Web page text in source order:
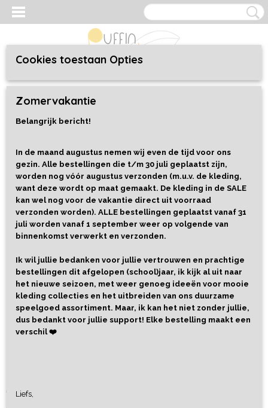
Sorteer op:
€ 6,95
Cookies toestaan Opties
Zomervakantie
Belangrijk bericht!
In de maand augustus nemen wij even de tijd voor ons
gezin. Alle bestellingen die t/m 30 juli geplaatst zijn,
worden nog vóór augustus verzonden (m.u.v. de kleding,
want deze wordt op maat gemaakt. De kleding in de SALE
kan wel nog voor de vakantie direct uit voorraad
verzonden worden). ALLE bestellingen geplaatst vanaf 31
juli worden vanaf 1 september weer op volgende van
binnenkomst verwerkt en verzonden.
Ik wil jullie bedanken voor jullie vertrouwen en prachtige
bestellingen dit afgelopen (school)jaar, ik kijk al uit naar
het nieuwe seizoen, met weer genoeg ideeën voor mooie
kleding collecties en het uitbreiden van ons duurzame
speelgoed assortiment. Maar, ik kan het niet zonder jullie,
dus bedankt voor jullie support! Elke bestelling maakt een
verschil ❤️
Liefs,